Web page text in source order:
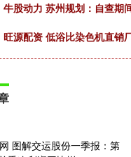
牛股动力 苏州规划：自查期
旺源配资 低浴比染色机直销